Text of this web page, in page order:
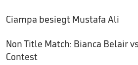
Ciampa besiegt Mustafa Ali
Non Title Match: Bianca Belair
Contest